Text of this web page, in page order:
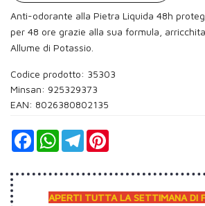
Anti-odorante alla Pietra Liquida 48h
per 48 ore grazie alla sua formula,
Allume di Potassio.
Codice prodotto: 35303
Minsan: 925329373
EAN: 8026380802135
FacebookWhatsAppTelegram
APERTI TUTTA LA SETTIMANA DI